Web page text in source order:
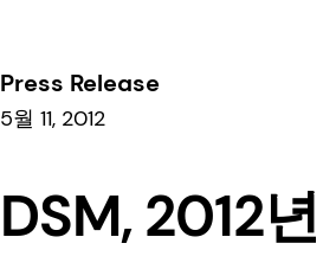
Press Release
5월 11, 2012
DSM, 2012